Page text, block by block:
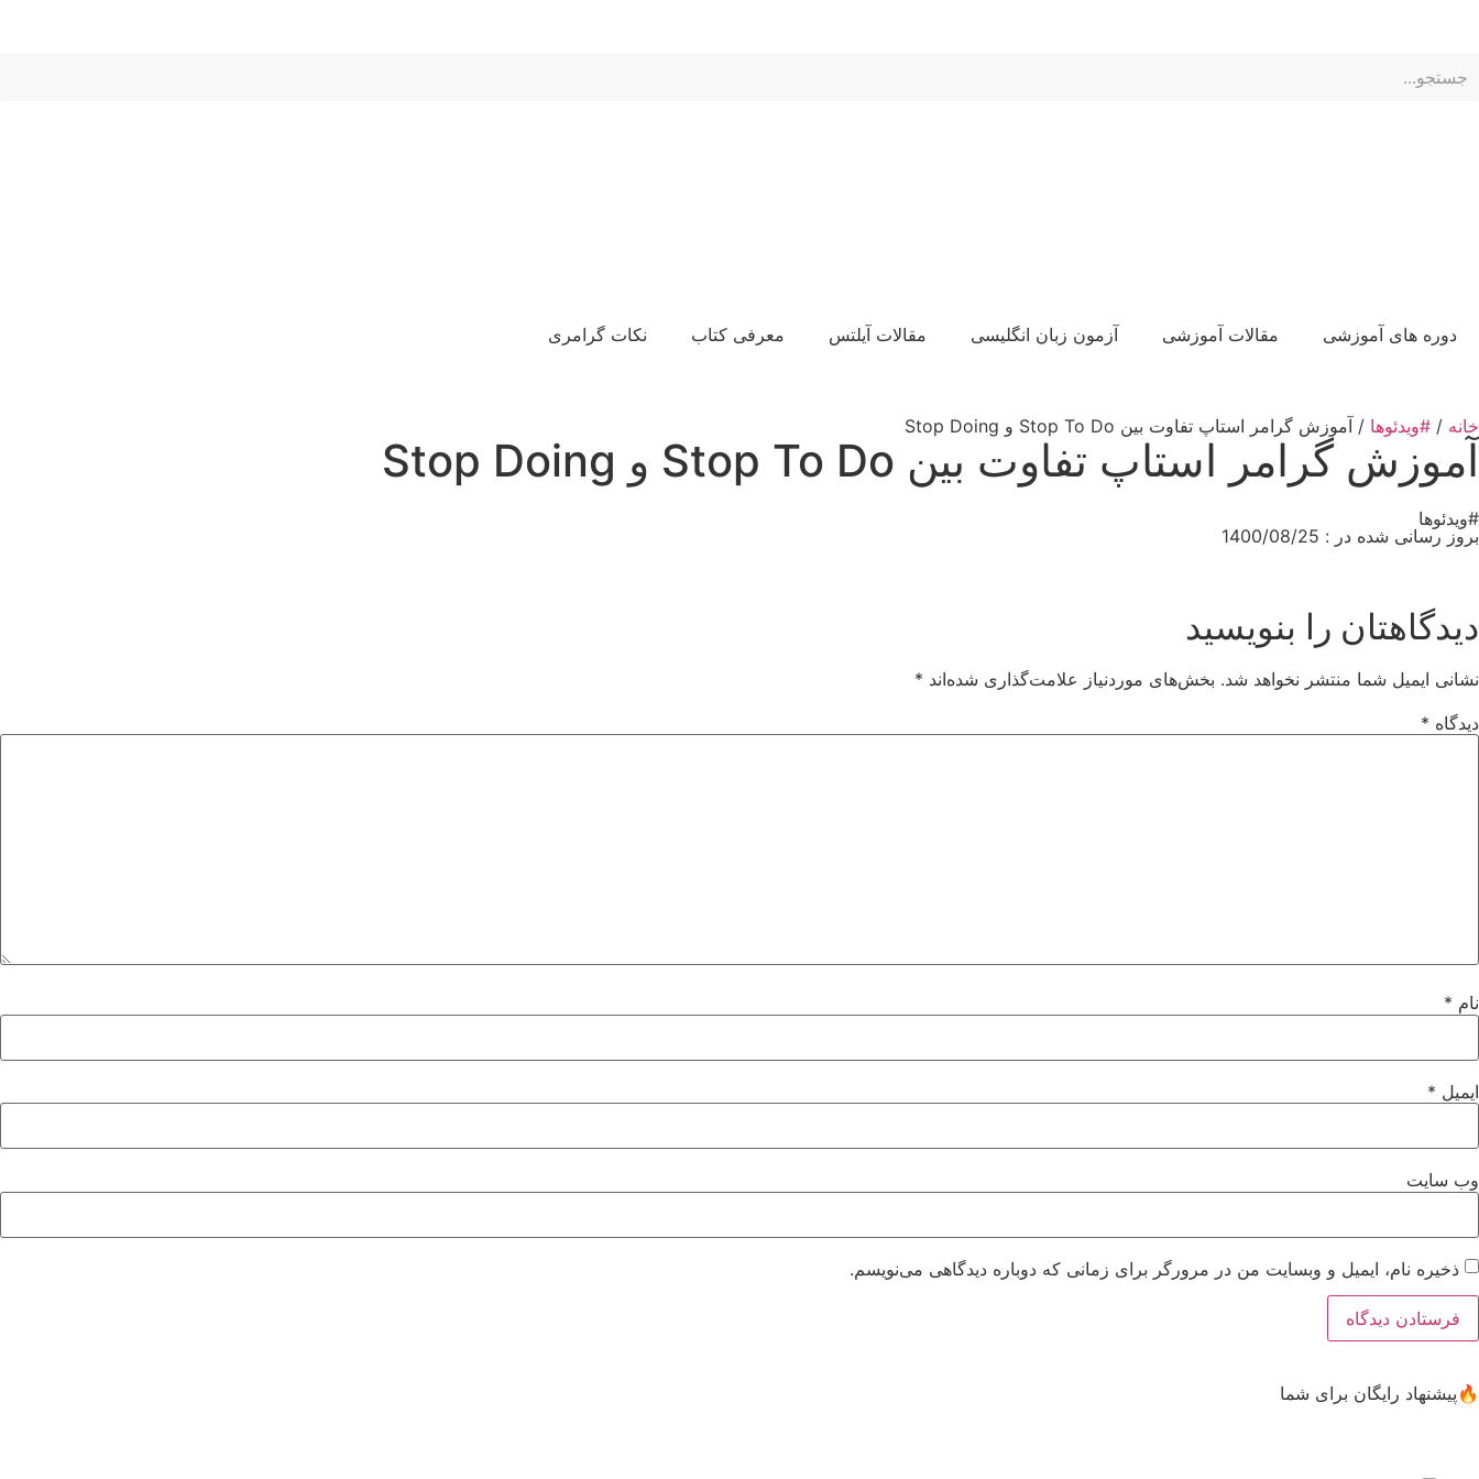
دوره های آموزشی مقالات آموزشی آزمون زبان انگلیسی مقالات آیلتس معرفی کتاب نکات گرامری
خانه / #ویدئوها / آموزش گرامر استاپ تفاوت بین Stop To Do و Stop Doing
آموزش گرامر استاپ تفاوت بین Stop To Do و Stop Doing
#ویدئوها
بروز رسانی شده در : 1400/08/25
دیدگاهتان را بنویسید
نشانی ایمیل شما منتشر نخواهد شد. بخش‌های موردنیاز علامت‌گذاری شده‌اند *
دیدگاه *
نام *
ایمیل *
وب‌ سایت
ذخیره نام، ایمیل و وبسایت من در مرورگر برای زمانی که دوباره دیدگاهی می‌نویسم.
🔥پیشنهاد رایگان برای شما